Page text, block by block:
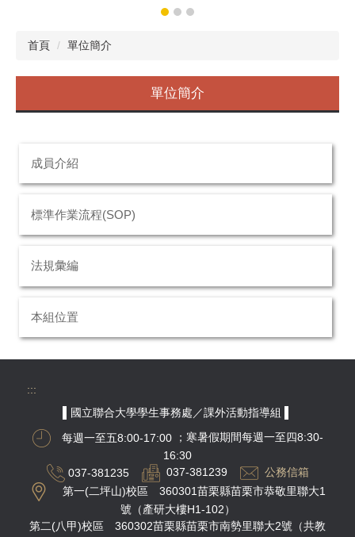
首頁 單位簡介
單位簡介
成員介紹
標準作業流程(SOP)
法規彙編
本組位置
:::
▌國立聯合大學學生事務處／課外活動指導組 ▌
每週一至五8:00-17:00
；寒暑假期間每週一至四8:30-
16:30
037-381235
037-381239
公務信箱
第一(二坪山)校區 360301苗栗縣苗栗市恭敬里聯大1
號（產研大樓H1-102）
第二(八甲)校區 360302苗栗縣苗栗市南勢里聯大2號（共教